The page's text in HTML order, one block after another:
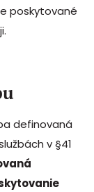
poskytované
definovaná
v §41